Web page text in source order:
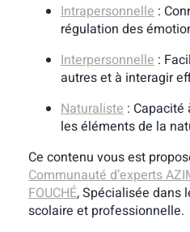
Intrapersonnelle :
régulation des
Interpersonnelle :
autres et à interagir
Naturaliste :
les éléments de la
Ce contenu vous est
Communauté d’experts
FOUCHÉ, Spécialisée dans
scolaire et professionnelle.